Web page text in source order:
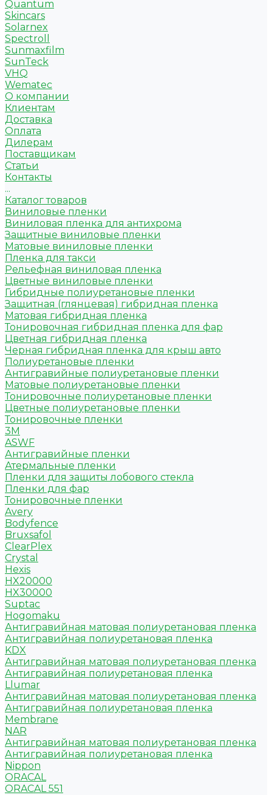
Quantum
Skincars
Solarnex
Spectroll
Sunmaxfilm
SunTeck
VHQ
Wematec
О компании
Клиентам
Доставка
Оплата
Дилерам
Поставщикам
Статьи
Контакты
...
Каталог товаров
Виниловые пленки
Виниловая пленка для антихрома
Защитные виниловые пленки
Матовые виниловые пленки
Пленка для такси
Рельефная виниловая пленка
Цветные виниловые пленки
Гибридные полиуретановые пленки
Защитная (глянцевая) гибридная пленка
Матовая гибридная пленка
Тонировочная гибридная пленка для фар
Цветная гибридная пленка
Черная гибридная пленка для крыш авто
Полиуретановые пленки
Антигравийные полиуретановые пленки
Матовые полиуретановые пленки
Тонировочные полиуретановые пленки
Цветные полиуретановые пленки
Тонировочные пленки
3M
ASWF
Антигравийные пленки
Атермальные пленки
Пленки для защиты лобового стекла
Пленки для фар
Тонировочные пленки
Avery
Bodyfence
Bruxsafol
ClearPlex
Crystal
Hexis
HX20000
HX30000
Suptac
Hogomaku
Антигравийная матовая полиуретановая пленка
Антигравийная полиуретановая пленка
KDX
Антигравийная матовая полиуретановая пленка
Антигравийная полиуретановая пленка
Llumar
Антигравийная матовая полиуретановая пленка
Антигравийная полиуретановая пленка
Membrane
NAR
Антигравийная матовая полиуретановая пленка
Антигравийная полиуретановая пленка
Nippon
ORACAL
ORACAL 551